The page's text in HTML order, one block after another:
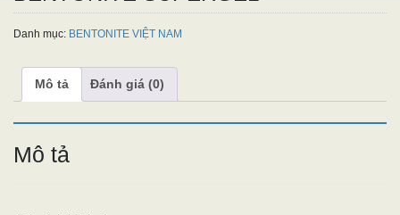
Danh mục: BENTONITE VIỆT NAM
Mô tả Đánh giá (0)
Mô tả